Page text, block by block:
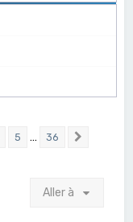
5 … 36
Aller à